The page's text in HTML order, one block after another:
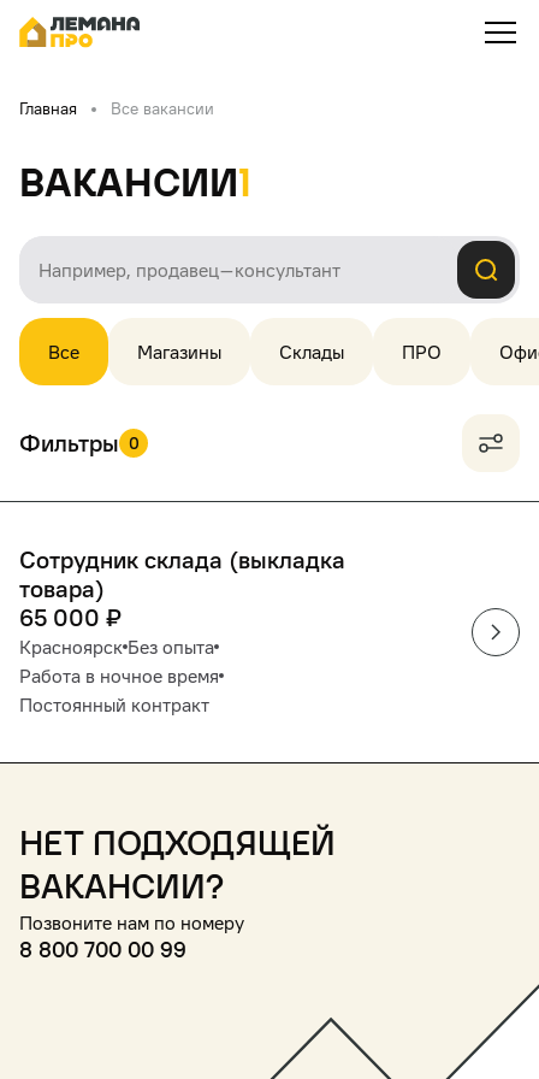
Главная Все вакансии
Вакансии1
Все Магазины Склады ПРО
Фильтры 0
Сотрудник склада (выкладка
товара)
65 000 ₽
Красноярск Без опыта
Работа в ночное время
Постоянный контракт
Нет подходящей
вакансии?
Позвоните нам по номеру
8 800 700 00 99